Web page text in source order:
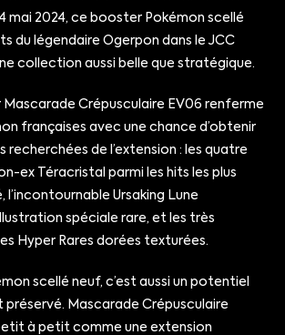
mai 2024, ce booster Pokémon scellé
du légendaire Ogerpon dans le JCC
collection aussi belle que stratégique.
Crépusculaire EV06 renferme
françaises avec une chance d’obtenir
recherchées de l’extension : les quatre
ex Téracristal parmi les hits les plus
l’incontournable Ursaking Lune
spéciale rare, et les très
Hyper Rares dorées texturées.
scellé neuf, c’est aussi un potentiel
préservé. Mascarade Crépusculaire
à petit comme une extension